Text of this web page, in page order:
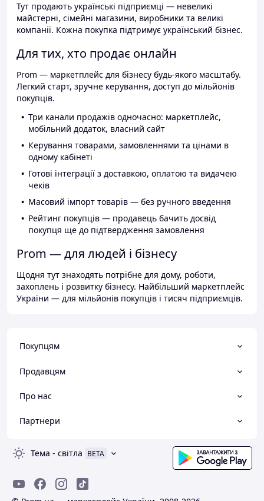
Тут продають українські підприємці — невеликі
майстерні, сімейні магазини, виробники та великі
компанії. Кожна покупка підтримує український бізнес.
Для тих, хто продає онлайн
Prom — маркетплейс для бізнесу будь-якого масштабу.
Легкий старт, зручне керування, доступ до мільйонів
покупців.
Три канали продажів одночасно: маркетплейс,
мобільний додаток, власний сайт
Керування товарами, замовленнями та цінами в
одному кабінеті
Готові інтеграції з доставкою, оплатою та видачею
чеків
Масовий імпорт товарів — без ручного введення
Рейтинг покупців — продавець бачить досвід
покупця ще до підтвердження замовлення
Prom — для людей і бізнесу
Щодня тут знаходять потрібне для дому, роботи,
захоплень і розвитку бізнесу. Найбільший маркетплейс
України — для мільйонів покупців і тисяч підприємців.
Покупцям
Продавцям
Про нас
Партнери
Тема - світла BETA